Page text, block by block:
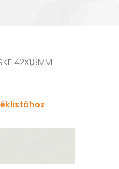
42X1,8MM